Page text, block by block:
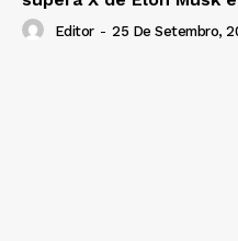
Editor - 25 De Setembro,